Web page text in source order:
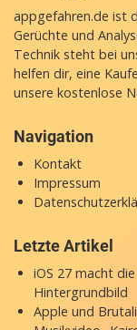
appgefahren.de ist
Gerüchte und
Technik steht bei
helfen dir, eine
unsere kostenlose
Navigation
Kontakt
Impressum
Letzte Artikel
iOS 27 macht
Hintergrundbild
Apple und